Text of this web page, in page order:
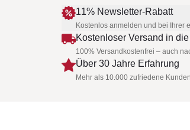
11% Newsletter-Rabatt
Kostenlos anmelden und bei Ihrer
Kostenloser Versand in
100% Versandkostenfrei – auch
Über 30 Jahre Erfahrung
Mehr als 10.000 zufriedene